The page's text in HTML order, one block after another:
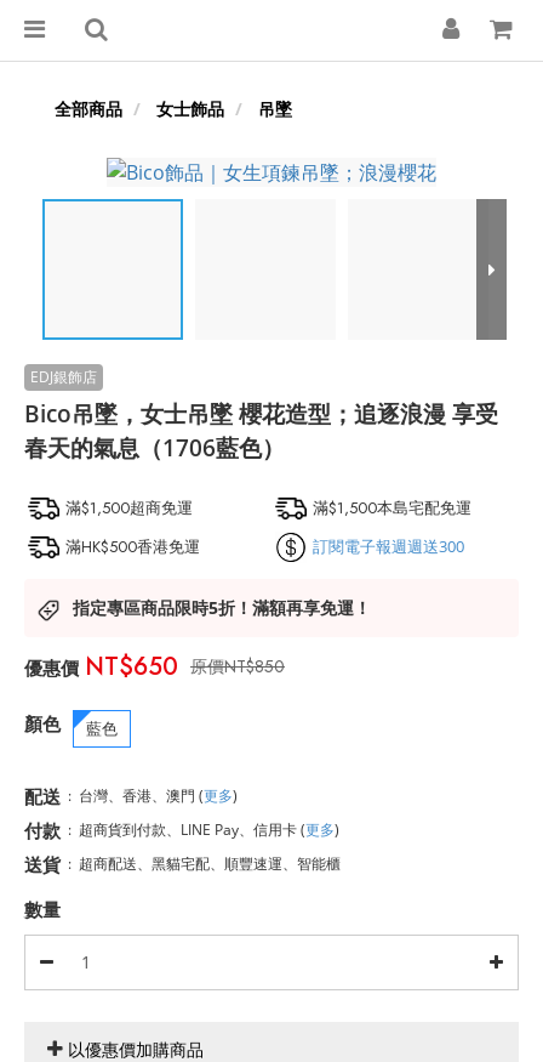
全部商品 女士飾品 吊墜
Bico吊墜，女士吊墜 櫻花造型；追逐浪漫 享受
春天的氣息（1706藍色）
滿$1,500超商免運
滿$1,500本島宅配免運
滿HK$500香港免運
訂閱電子報週週送300
指定專區商品限時5折！滿額再享免運！
NT$850
NT$650
顏色 藍色
配送 : 台灣、香港、澳門 (更多)
付款 : 超商貨到付款、LINE Pay、信用卡(更多)
送貨 : 超商配送、黑貓宅配、順豐速運、智能櫃
數量
以優惠價加購商品